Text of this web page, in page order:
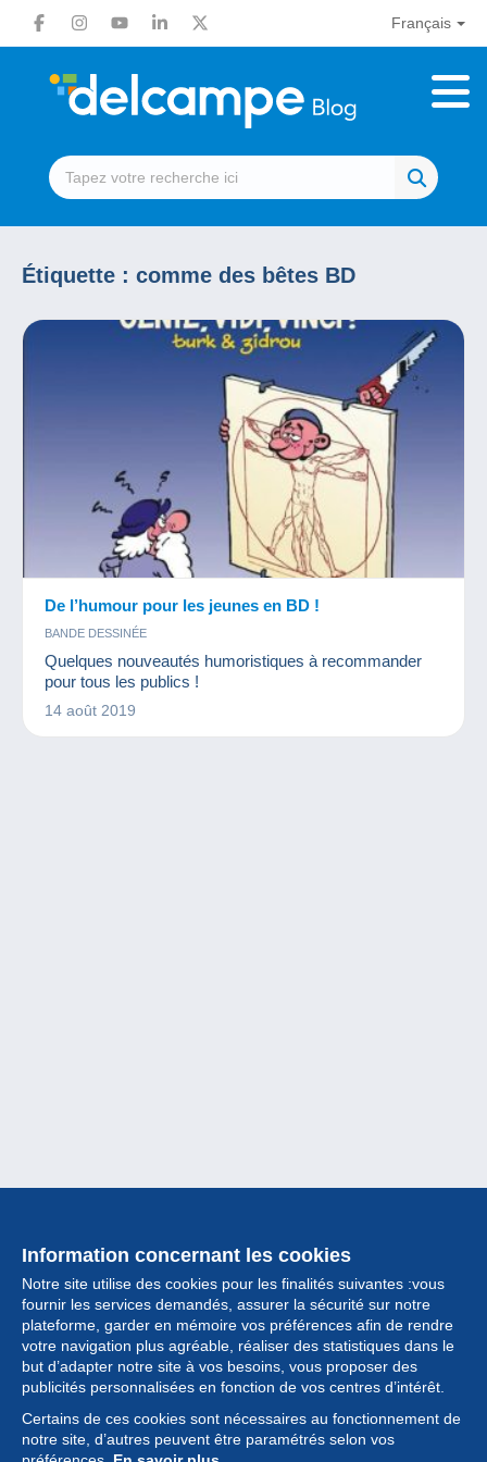
Français
Étiquette : comme des bêtes BD
De l’humour pour les jeunes en BD !
BANDE DESSINÉE
Quelques nouveautés humoristiques à recommander
pour tous les publics !
14 août 2019
Information concernant les cookies
Notre site utilise des cookies pour les finalités suivantes :vous
fournir les services demandés, assurer la sécurité sur notre
plateforme, garder en mémoire vos préférences afin de rendre
votre navigation plus agréable, réaliser des statistiques dans le
but d’adapter notre site à vos besoins, vous proposer des
publicités personnalisées en fonction de vos centres d’intérêt.
Certains de ces cookies sont nécessaires au fonctionnement de
notre site, d’autres peuvent être paramétrés selon vos
Collection
Actualités